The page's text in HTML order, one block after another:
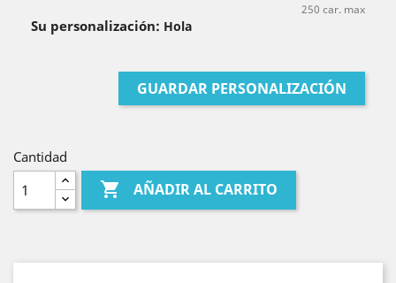
250 car. max
Su personalización: Hola
GUARDAR PERSONALIZACIÓN
Cantidad
 AÑADIR AL CARRITO